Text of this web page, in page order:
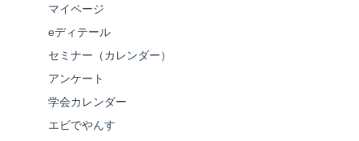
マイページ
eディテール
セミナー（カレンダー）
アンケート
学会カレンダー
エビでやんす